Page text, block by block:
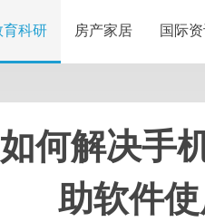
育科研 房产家居 国际
何解决手
助软件